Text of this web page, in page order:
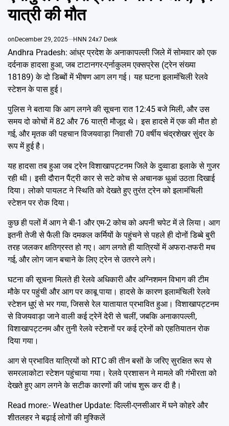
यात्री की मौत
onDecember 29, 2025 HNN 24x7 Desk
Andhra Pradesh: आंध्र प्रदेश के अनाकापल्ली जिले में सोमवार को एक
दर्दनाक हादसा हुआ, जब टाटानगर-एर्नाकुलम एक्सप्रेस (ट्रेन संख्या
18189) के दो डिब्बों में भीषण आग लग गई। यह घटना इलामंचिली रेलवे
स्टेशन के पास हुई।
पुलिस ने बताया कि आग लगने की सूचना रात 12:45 बजे मिली, और उस
समय दो कोचों में 82 और 76 यात्री मौजूद थे। इस हादसे में एक की मौत हो
गई, और मृतक की पहचान विजयवाड़ा निवासी 70 वर्षीय चंद्रशेखर सुंदर के
रूप में हुई है।
यह हादसा तब हुआ जब ट्रेन विशाखापट्टनम जिले के दुव्वाडा इलाके से गुजर
रही थी। इसी दौरान पैंट्री कार से सटे कोच से अचानक धुआं उठता दिखाई
दिया। लोको पायलट ने स्थिति को देखते हुए तुरंत ट्रेन को इलामंचिली
स्टेशन पर रोक दिया।
कुछ ही पलों में आग ने बी-1 और एम-2 कोच को अपनी चपेट में ले लिया। आग
इतनी तेजी से फैली कि दमकल कर्मियों के पहुंचने से पहले ही दोनों डिब्बे बुरी
तरह जलकर क्षतिग्रस्त हो गए। आग लगते ही यात्रियों में अफरा-तफरी मच
गई, और लोग जान बचाने के लिए ट्रेन से उतरने लगे।
घटना की सूचना मिलते ही रेलवे अधिकारी और अग्निशमन विभाग की टीम
मौके पर पहुंची और आग पर काबू पाया। हादसे के कारण इलामंचिली रेलवे
स्टेशन धुएं से भर गया, जिससे रेल यातायात प्रभावित हुआ। विशाखापट्टनम
से विजयवाड़ा जाने वाली कई ट्रेनें देरी से चलीं, जबकि अनाकापल्ली,
विशाखापट्टनम और तुनी रेलवे स्टेशनों पर कई ट्रेनों को एहतियातन रोक
दिया गया।
आग से प्रभावित यात्रियों को RTC की तीन बसों के जरिए सुरक्षित रूप से
समरलाकोटा स्टेशन पहुंचाया गया। रेलवे प्रशासन ने मामले की गंभीरता को
देखते हुए आग लगने के सटीक कारणों की जांच शुरू कर दी है।
Read more:-Weather Update: दिल्ली-एनसीआर में घने कोहरे और
शीतलहर ने बढ़ाई लोगों की मुश्किलें